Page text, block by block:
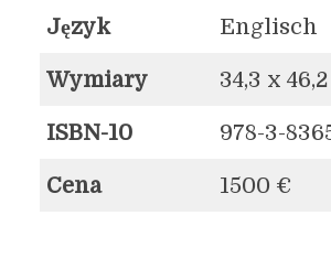
Język Englisch
Wymiary 34,3 x
ISBN-10 978-3-
Cena 1500 €